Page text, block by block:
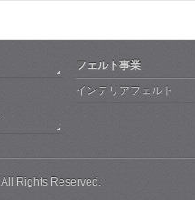
フェルト事業
インテリアフェルト
All Rights Reserved.